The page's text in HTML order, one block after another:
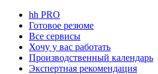
hh PRO
Готовое резюме
Все сервисы
Хочу у вас работать
Производственный календарь
Экспертная рекомендация